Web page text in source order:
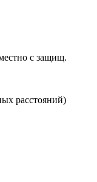
с защищ.
расстояний)